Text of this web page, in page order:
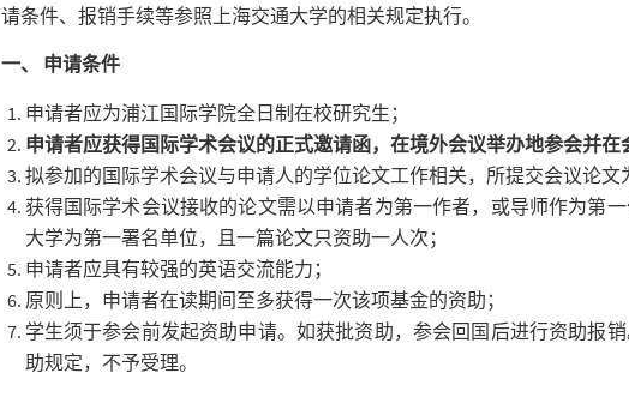
请条件、报销手续等参照上海交通大学的相关规定执行。
一、
申请条件
申请者应为浦江国际学院全日制在校研究生；
申请者应获得国际学术会议的正式邀请函，在境外会议举办地参会并在
拟参加的国际学术会议与申请人的学位论文工作相关，所提交会议论文
获得国际学术会议接收的论文需以申请者为第一作者，或导师作为第
大学为第一署名单位，且一篇论文只资助一人次；
申请者应具有较强的英语交流能力；
原则上，申请者在读期间至多获得一次该项基金的资助；
学生须于参会前发起资助申请。如获批资助，参会回国后进行资助报
助规定，不予受理。